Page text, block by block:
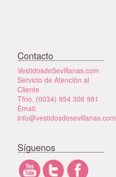
Contacto
VestidosdeSevillanas.com
Servicio de Atención al
Cliente
Tfno. (0034) 954 306 981
Email:
info@vestidosdesevillanas.com
Síguenos